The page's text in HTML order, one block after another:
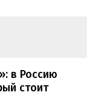
в Россию
стоит